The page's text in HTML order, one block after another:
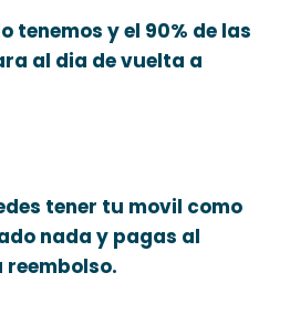
tenemos y el 90% de las
al dia de vuelta a
tener tu movil como
nada y pagas al